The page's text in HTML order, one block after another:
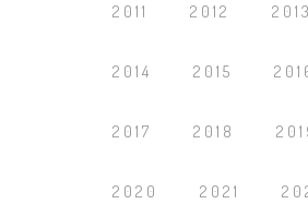
2011 2012 2013
2014 2015
2017 2018
2020 2021